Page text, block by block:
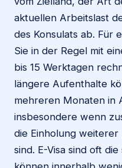
aktuellen Arbeitslast
des Konsulats ab. Für
Sie in der Regel mit
bis 15 Werktagen
längere Aufenthalte
mehreren Monaten in
insbesondere wenn
die Einholung
sind. E-Visa sind oft